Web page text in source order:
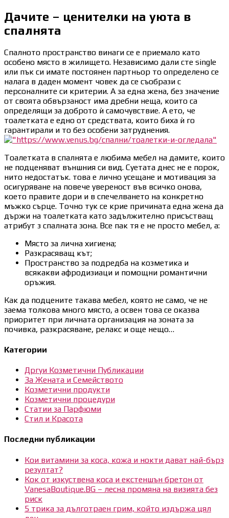
Дачите – ценителки на уюта в
спалнята
Спалното пространство винаги се е приемало като
особено място в жилището. Независимо дали сте single
или пък си имате постоянен партньор то определено се
налага в даден момент човек да се съобрази с
персоналните си критерии. А за една жена, без значение
от своята обвързаност има дребни неща, които са
определящи за доброто ѝ самочувствие. А ето, че
тоалетката е едно от средствата, които биха ѝ го
гарантирали и то без особени затруднения.
Тоалетката в спалнята е любима мебел на дамите, които
не подценяват външния си вид. Суетата днес не е порок,
нито недостатък. това е лично усещане и мотивация за
осигуряване на повече увереност във всичко онова,
което правите дори и в спечелването на конкретно
мъжко сърце. Точно тук се крие причината една жена да
държи на тоалетката като задължително присъстващ
атрибут з спалната зона. Все пак тя е не просто мебел, а:
Място за лична хигиена;
Разкрасяващ кът;
Пространство за подредба на козметика и
всякакви афродизиаци и помощни романтични
оръжия.
Как да подцените такава мебел, която не само, че не
заема толкова много място, а освен това се оказва
приоритет при личната организация на зоната за
почивка, разкрасяване, релакс и още нещо…
Категории
Дргуи Козметични Публикации
За Жената и Семейството
Козметични продукти
Козметични процедури
Статии за Парфюми
Стил и Красота
Последни публикации
Кои витамини за коса, кожа и нокти дават най-бърз
резултат?
Кок от изкуствена коса и екстеншън бретон от
VanesaBoutique.BG – лесна промяна на визията без
риск
5 трика за дълготраен грим, който издържа цял